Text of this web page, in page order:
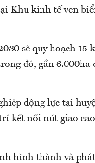
Khu kinh tế ven
sẽ quy hoạch 15
đó, gần 6.000ha
động lực tại
kết nối nút giao
hình thành và